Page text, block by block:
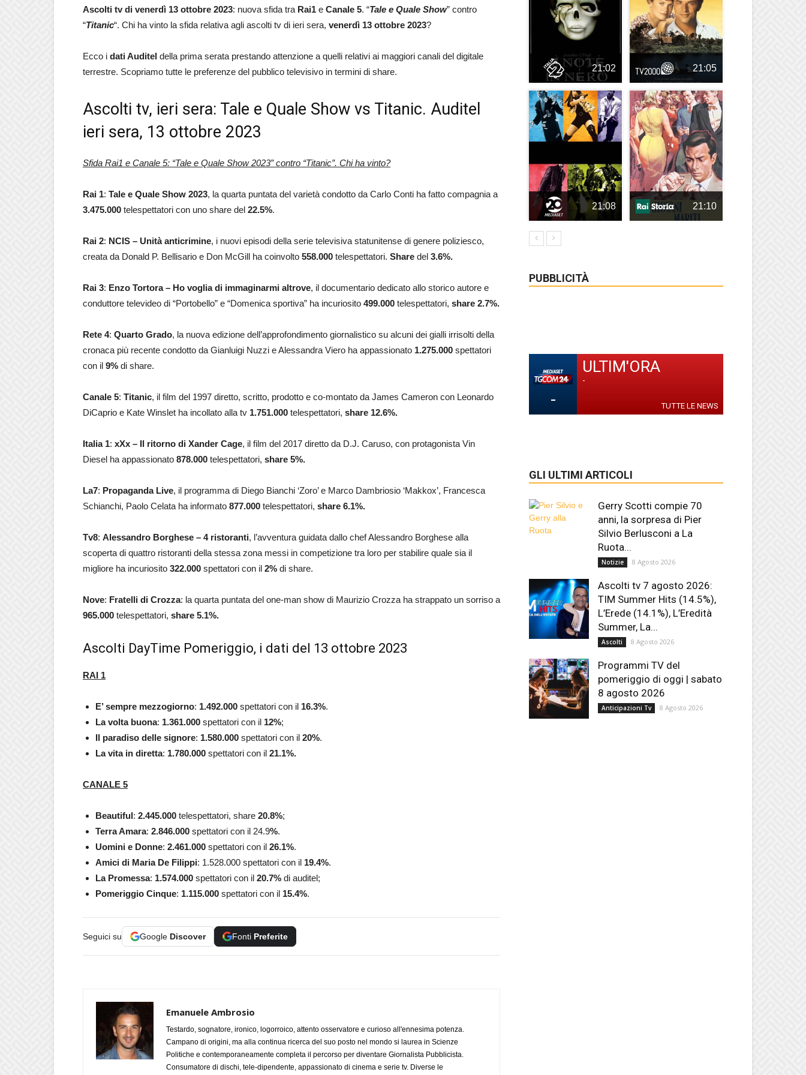
Ascolti tv di venerdì 13 ottobre 2023: nuova sfida tra Rai1 e Canale 5. “Tale e Quale Show” contro
“Titanic“. Chi ha vinto la sfida relativa agli ascolti tv di ieri sera, venerdì 13 ottobre 2023?
Ecco i dati Auditel della prima serata prestando attenzione a quelli relativi ai maggiori canali del digitale
terrestre. Scopriamo tutte le preferenze del pubblico televisivo in termini di share.
Ascolti tv, ieri sera: Tale e Quale Show vs Titanic. Auditel
ieri sera, 13 ottobre 2023
Sfida Rai1 e Canale 5: “Tale e Quale Show 2023” contro “Titanic”. Chi ha vinto?
Rai 1: Tale e Quale Show 2023, la quarta puntata del varietà condotto da Carlo Conti ha fatto compagnia a
3.475.000 telespettatori con uno share del 22.5%.
Rai 2: NCIS – Unità anticrimine, i nuovi episodi della serie televisiva statunitense di genere poliziesco,
creata da Donald P. Bellisario e Don McGill ha coinvolto 558.000 telespettatori. Share del 3.6%.
Rai 3: Enzo Tortora – Ho voglia di immaginarmi altrove, il documentario dedicato allo storico autore e
conduttore televideo di “Portobello” e “Domenica sportiva” ha incuriosito 499.000 telespettatori, share 2.7%.
Rete 4: Quarto Grado, la nuova edizione dell’approfondimento giornalistico su alcuni dei gialli irrisolti della
cronaca più recente condotto da Gianluigi Nuzzi e Alessandra Viero ha appassionato 1.275.000 spettatori
con il 9% di share.
Canale 5: Titanic, il film del 1997 diretto, scritto, prodotto e co-montato da James Cameron con Leonardo
DiCaprio e Kate Winslet ha incollato alla tv 1.751.000 telespettatori, share 12.6%.
Italia 1: xXx – Il ritorno di Xander Cage, il film del 2017 diretto da D.J. Caruso, con protagonista Vin
Diesel ha appassionato 878.000 telespettatori, share 5%.
La7: Propaganda Live, il programma di Diego Bianchi ‘Zoro’ e Marco Dambriosio ‘Makkox’, Francesca
Schianchi, Paolo Celata ha informato 877.000 telespettatori, share 6.1%.
Tv8: Alessandro Borghese – 4 ristoranti, l’avventura guidata dallo chef Alessandro Borghese alla
scoperta di quattro ristoranti della stessa zona messi in competizione tra loro per stabilire quale sia il
migliore ha incuriosito 322.000 spettatori con il 2% di share.
Nove: Fratelli di Crozza: la quarta puntata del one-man show di Maurizio Crozza ha strappato un sorriso a
965.000 telespettatori, share 5.1%.
Ascolti DayTime Pomeriggio, i dati del 13 ottobre 2023
RAI 1
E’ sempre mezzogiorno: 1.492.000 spettatori con il 16.3%.
La volta buona: 1.361.000 spettatori con il 12%;
Il paradiso delle signore: 1.580.000 spettatori con il 20%.
La vita in diretta: 1.780.000 spettatori con il 21.1%.
CANALE 5
Beautiful: 2.445.000 telespettatori, share 20.8%;
Terra Amara: 2.846.000 spettatori con il 24.9%.
Uomini e Donne: 2.461.000 spettatori con il 26.1%.
Amici di Maria De Filippi: 1.528.000 spettatori con il 19.4%.
La Promessa: 1.574.000 spettatori con il 20.7% di auditel;
Pomeriggio Cinque: 1.115.000 spettatori con il 15.4%.
Seguici su Google Discover Fonti Preferite
Emanuele Ambrosio
Testardo, sognatore, ironico, logorroico, attento osservatore e curioso all'ennesima potenza.
Campano di origini, ma alla continua ricerca del suo posto nel mondo si laurea in Scienze
Politiche e contemporaneamente completa il percorso per diventare Giornalista Pubblicista.
Consumatore di dischi, tele-dipendente, appassionato di cinema e serie tv. Diverse le
21:02 21:05
21:08 21:10
PUBBLICITÀ
-
ULTIM'ORA
-
TUTTE LE NEWS
GLI ULTIMI ARTICOLI
Gerry Scotti compie 70
anni, la sorpresa di Pier
Silvio Berlusconi a La
Ruota...
Notizie 8 Agosto 2026
Ascolti tv 7 agosto 2026:
TIM Summer Hits (14.5%),
L’Erede (14.1%), L’Eredità
Summer, La...
Ascolti 8 Agosto 2026
Programmi TV del
pomeriggio di oggi | sabato
8 agosto 2026
Anticipazioni Tv 8 Agosto 2026